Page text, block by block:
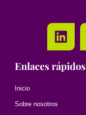
Enlaces rápidos
Inicio
Sobre nosotros